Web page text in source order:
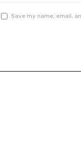
Save my name, email,